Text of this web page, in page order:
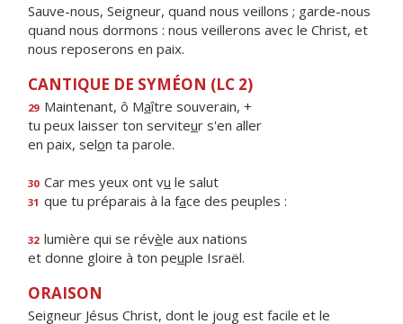
Sauve-nous, Seigneur, quand nous veillons ; garde-nous
quand nous dormons : nous veillerons avec le Christ, et
nous reposerons en paix.
CANTIQUE DE SYMÉON (LC 2)
29 Maintenant, ô Maître souverain, +
tu peux laisser ton serviteur s'en aller
en paix, selon ta parole.
30 Car mes yeux ont vu le salut
31 que tu préparais à la face des peuples :
32 lumière qui se révèle aux nations
et donne gloire à ton peuple Israël.
ORAISON
Seigneur Jésus Christ, dont le joug est facile et le